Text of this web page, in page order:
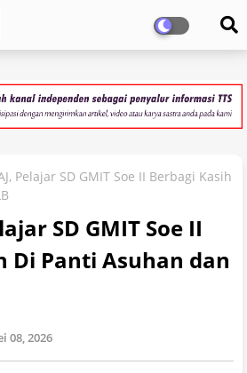
Pelajar SD GMIT Soe II Berbagi Kasih
SD GMIT Soe II
Di Panti Asuhan dan
08, 2026